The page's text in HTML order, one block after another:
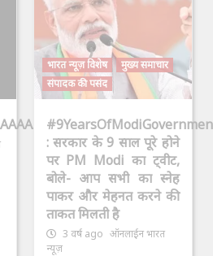
भारत न्यूज़ विशेष
मुख्य समाचार
संपादक की पसंद
: सरकार के 9 साल पूरे होने
पर PM Modi का ट्वीट,
बोले- आप सभी का स्नेह
पाकर और मेहनत करने की
ताकत मिलती है
3 वर्ष ago ऑनलाईन भारत
न्यूज़